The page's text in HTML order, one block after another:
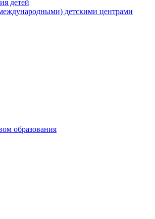
детей
детскими центрами
образования